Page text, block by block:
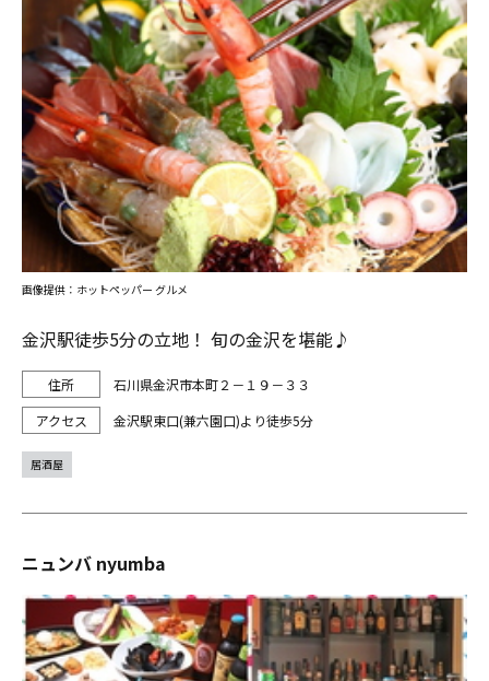
金沢駅徒歩5分の立地！ 旬の金沢を堪能♪
石川県金沢市本町２－１９－３３
金沢駅東口(兼六園口)より徒歩5分
画像提供：ホットペッパー グルメ
居酒屋
ニュンバ nyumba